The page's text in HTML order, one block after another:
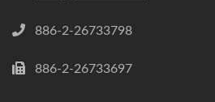
886-2-26733798
886-2-26733697